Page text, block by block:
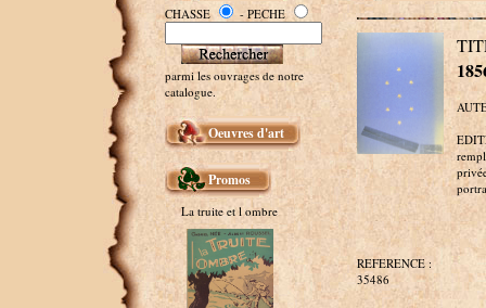
CHASSE - PECHE
parmi les ouvrages de notre
catalogue.
Oeuvres d'art
Promos
La truite et l ombre
REFERENCE :
35486